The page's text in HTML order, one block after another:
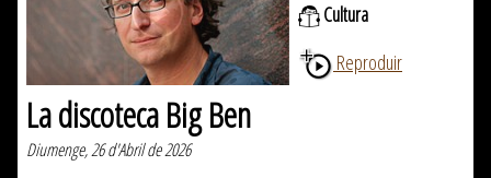
Cultura
Reproduir
La discoteca Big Ben
Diumenge, 26 d'Abril de 2026